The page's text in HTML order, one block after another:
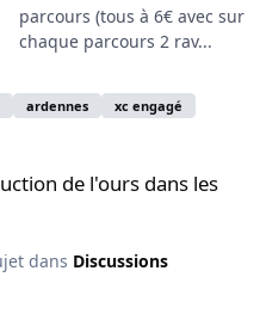
parcours (tous à 6€ avec sur
chaque parcours 2 rav...
ardennes xc engagé
de l'ours dans les
dans Discussions